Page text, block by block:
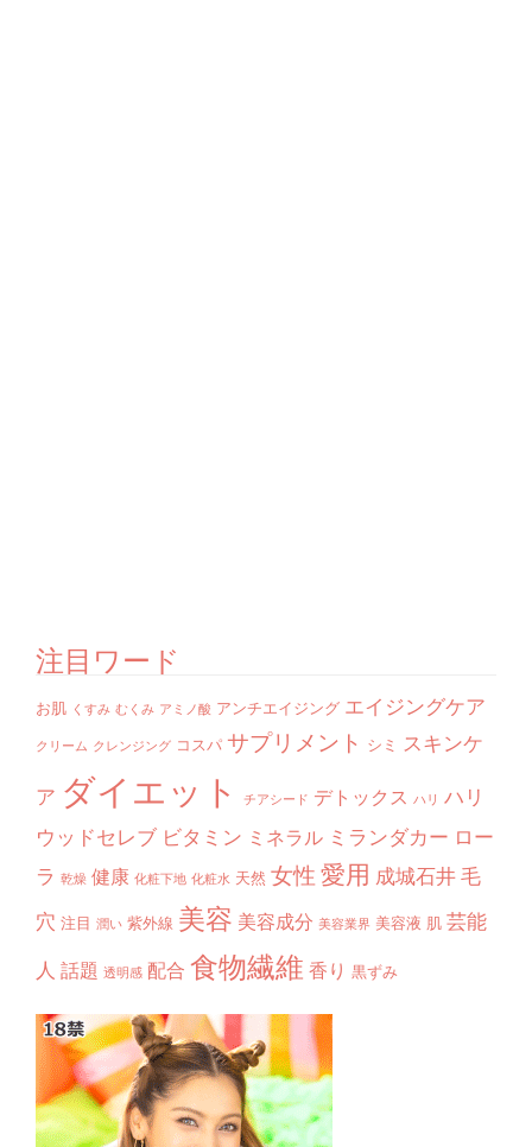
注目ワード
お肌 くすみ むくみ アミノ酸 アンチエイジング エイジングケア
クリーム クレンジング コスパ サプリメント シミ スキンケ
ア ダイエット チアシード デトックス ハリ ハリ
ウッドセレブ ビタミン ミネラル ミランダカー ロー
ラ 乾燥 健康 化粧下地 化粧水 天然 女性愛用 成城石井毛
穴 注目 潤い 紫外線 美容 美容成分 美容業界 美容液 肌 芸能
人 話題 透明感 配合 食物繊維 香り 黒ずみ